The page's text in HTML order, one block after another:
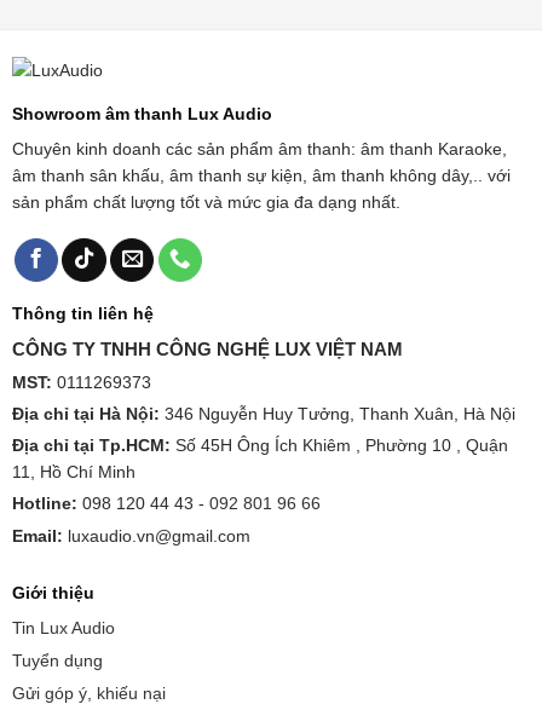
Showroom âm thanh Lux Audio
Chuyên kinh doanh các sản phẩm âm thanh: âm thanh Karaoke,
âm thanh sân khấu, âm thanh sự kiện, âm thanh không dây,.. với
sản phẩm chất lượng tốt và mức gia đa dạng nhất.
Thông tin liên hệ
CÔNG TY TNHH CÔNG NGHỆ LUX VIỆT NAM
MST: 0111269373
Địa chỉ tại Hà Nội: 346 Nguyễn Huy Tưởng, Thanh Xuân, Hà Nội
Địa chỉ tại Tp.HCM: Số 45H Ông Ích Khiêm , Phường 10 , Quận
11, Hồ Chí Minh
Hotline: 098 120 44 43 - 092 801 96 66
Email: luxaudio.vn@gmail.com
Giới thiệu
Tin Lux Audio
Tuyển dụng
Gửi góp ý, khiếu nại